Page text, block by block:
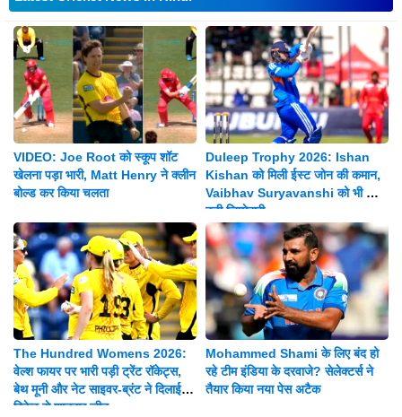
VIDEO: Joe Root को स्कूप शॉट
खेलना पड़ा भारी, Matt Henry ने क्लीन
बोल्ड कर किया चलता
Duleep Trophy 2026: Ishan
Kishan को मिली ईस्ट जोन की कमान,
Vaibhav Suryavanshi को भी मिली
बड़ी जिम्मेदारी
The Hundred Womens 2026:
वेल्श फायर पर भारी पड़ी ट्रेंट रॉकेट्स,
बेथ मूनी और नेट साइवर-ब्रंट ने दिलाई 8
विकेट से शानदार जीत
Mohammed Shami के लिए बंद हो
रहे टीम इंडिया के दरवाजे? सेलेक्टर्स ने
तैयार किया नया पेस अटैक